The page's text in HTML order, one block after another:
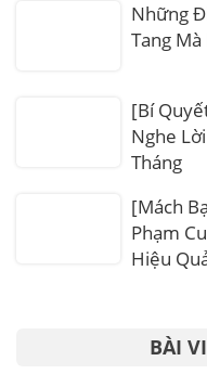
Những
Tang
[Bí
Nghe
Tháng
[Mách
Phạm
Hiệu
BÀI